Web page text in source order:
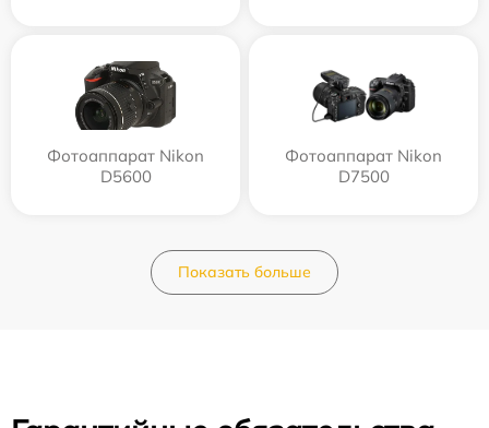
Фотоаппарат Nikon
D5600
Фотоаппарат Nikon
D7500
Показать больше